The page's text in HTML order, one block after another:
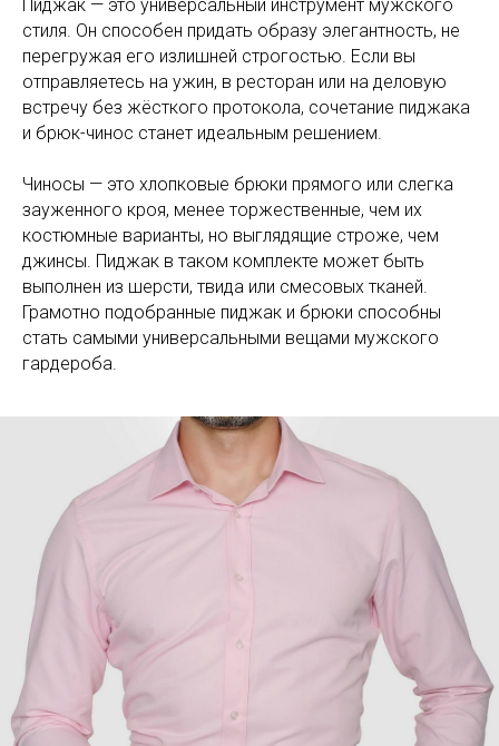
Пиджак — это универсальный инструмент мужского
стиля. Он способен придать образу элегантность, не
перегружая его излишней строгостью. Если вы
отправляетесь на ужин, в ресторан или на деловую
встречу без жёсткого протокола, сочетание пиджака
и брюк-чинос станет идеальным решением.
Чиносы — это хлопковые брюки прямого или слегка
зауженного кроя, менее торжественные, чем их
костюмные варианты, но выглядящие строже, чем
джинсы. Пиджак в таком комплекте может быть
выполнен из шерсти, твида или смесовых тканей.
Грамотно подобранные пиджак и брюки способны
стать самыми универсальными вещами мужского
гардероба.